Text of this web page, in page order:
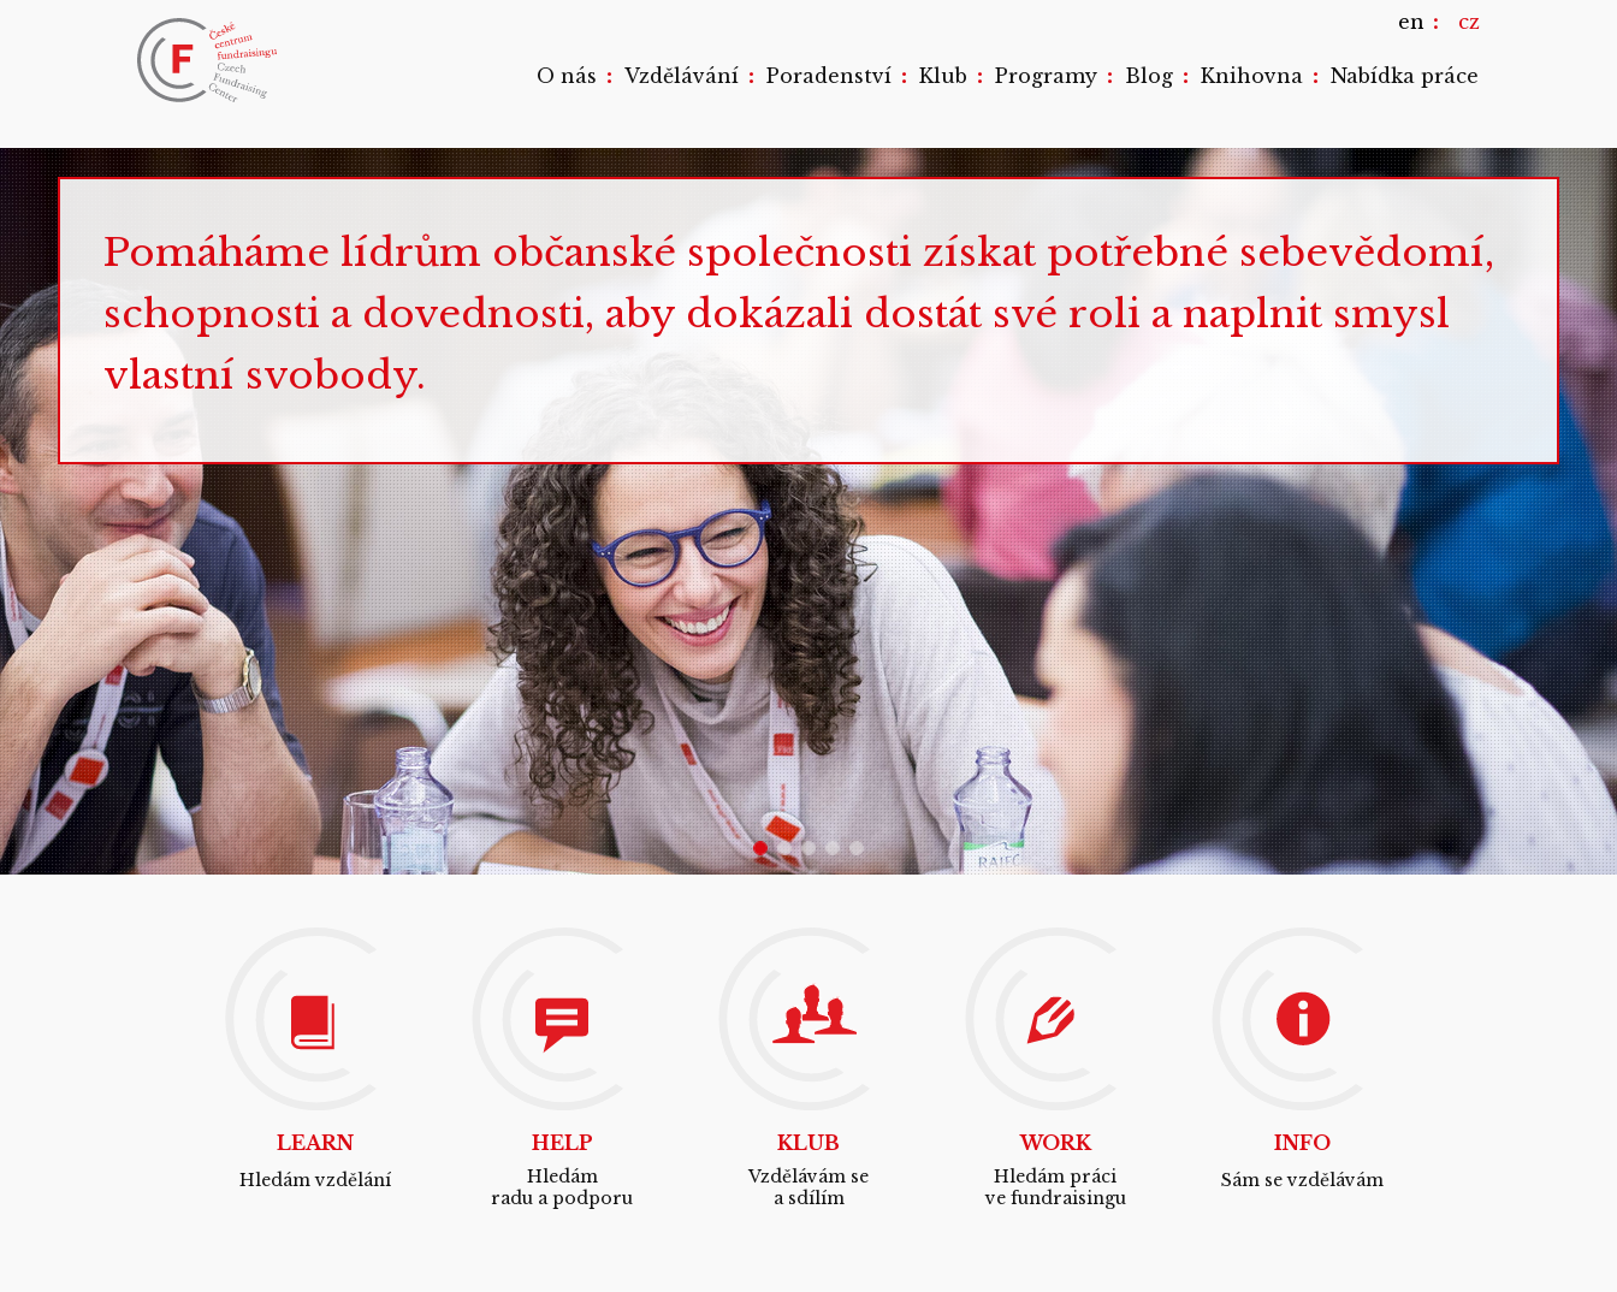
en cz
O nás : Vzdělávání : Poradenství : Klub : Programy : Blog : Knihovna : Nabídka práce
Pomáháme lídrům občanské společnosti získat potřebné sebevědomí,
schopnosti a dovednosti, aby dokázali dostát své roli a naplnit smysl
vlastní svobody.
LEARN
Hledám vzdělání
HELP
Hledám
radu a podporu
KLUB
Vzdělávám se
a sdílím
WORK
Hledám práci
ve fundraisingu
INFO
Sám se vzdělávám